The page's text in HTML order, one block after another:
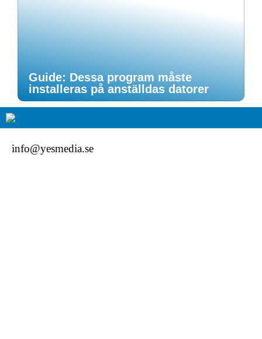
Guide: Dessa program måste
installeras på anställdas datorer
info@yesmedia.se